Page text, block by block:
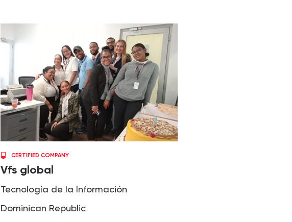
CERTIFIED COMPANY
Vfs global
Tecnología de la Información
Dominican Republic